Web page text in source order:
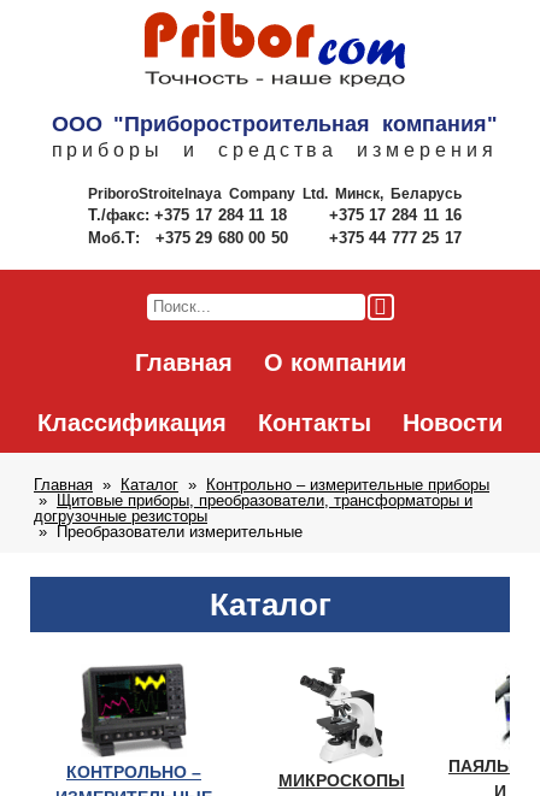
ООО "Приборостроительная компания"
приборы и средства измерения
PriboroStroitelnaya Company Ltd.Минск, Беларусь
Т./факс: +375 17 284 11 18
+375 17 284 11 16
Моб.Т:
+375 29 680 00 50 +375 44 777 25 17
Главная О компании
Классификация Контакты Новости
Главная Каталог
Контрольно – измерительные приборы
Щитовые приборы, преобразователи, трансформаторы и
догрузочные резисторы
Преобразователи измерительные
Каталог
КОНТРОЛЬНО –
МИКРОСКОПЫ
И